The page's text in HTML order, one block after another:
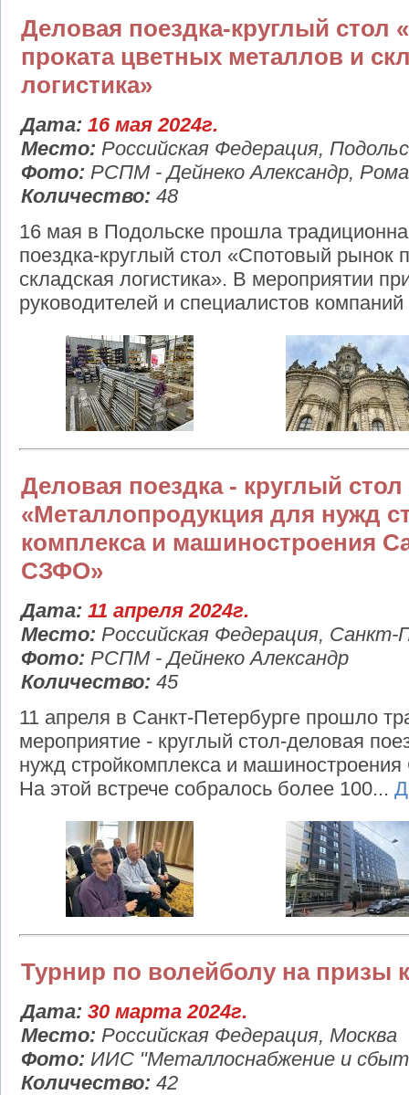
Деловая поездка-круглый
проката цветных металлов и
логистика»
Дата: 16 мая 2024г.
Место: Российская Федерация,
Фото: РСПМ - Дейнеко Александр,
Количество: 48
16 мая в Подольске прошла
поездка-круглый стол «Спотовый рынок
складская логистика». В мероприятии
руководителей и специалистов
Деловая поездка - круглый стол
«Металлопродукция для нужд
комплекса и машиностроения
СЗФО»
Дата: 11 апреля 2024г.
Место: Российская Федерация, Санкт-
Фото: РСПМ - Дейнеко Александр
Количество: 45
11 апреля в Санкт-Петербурге прошло
мероприятие - круглый стол-деловая
нужд стройкомплекса и
На этой встрече собралось более 100...
Турнир по волейболу на призы
Дата: 30 марта 2024г.
Место: Российская Федерация, Москва
Фото: ИИС "Металлоснабжение и
Количество: 42